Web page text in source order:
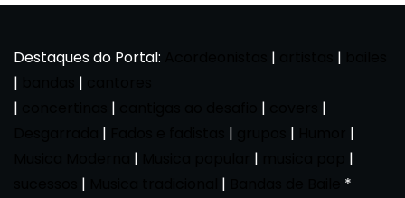
Destaques do Portal: | |
|
|
|
| |
|
| | |
|
| |
|
| | *